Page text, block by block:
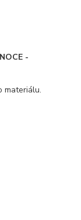
-
materiálu.